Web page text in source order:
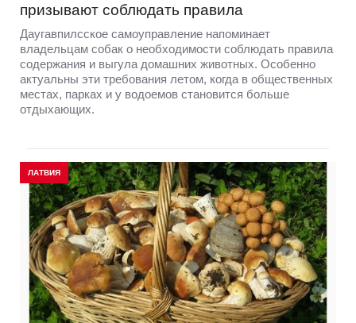
призывают соблюдать правила
Даугавпилсское самоуправление напоминает
владельцам собак о необходимости соблюдать правила
содержания и выгула домашних животных. Особенно
актуальны эти требования летом, когда в общественных
местах, парках и у водоемов становится больше
отдыхающих.
ЛАТВИЯ